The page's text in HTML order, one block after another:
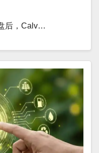
美元
后，Calv…